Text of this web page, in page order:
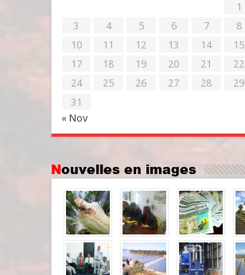
« Nov
1
3
4 5 6 7 8
10
11 12 13 14 15
17
18 19 20 21 22
24
25 26 27 28 29
31
Nouvelles en images